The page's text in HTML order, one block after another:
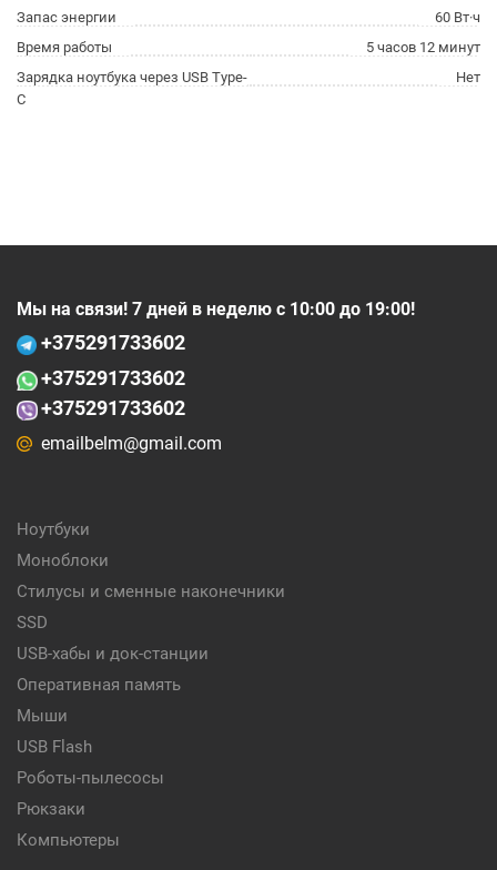
Запас энергии
60 Вт·ч
Время работы
5 часов 12 минут
Зарядка ноутбука через USB Type-
C
Нет
Мы на связи! 7 дней в неделю с 10:00 до 19:00!
+375291733602
+375291733602
+375291733602
emailbelm@gmail.com
Ноутбуки
Моноблоки
Стилусы и сменные наконечники
SSD
USB-хабы и док-станции
Оперативная память
Мыши
USB Flash
Роботы-пылесосы
Рюкзаки
Компьютеры